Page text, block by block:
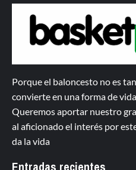
Porque el baloncesto no es
convierte en una forma de
Queremos aportar nuestro
al aficionado el interés por
da la vida
Entradas recientes